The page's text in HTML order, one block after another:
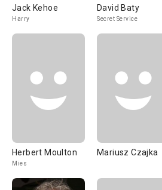
Jack Kehoe
Harry
David Baty
Secret Service
Herbert Moulton
Mies
Mariusz Czajka